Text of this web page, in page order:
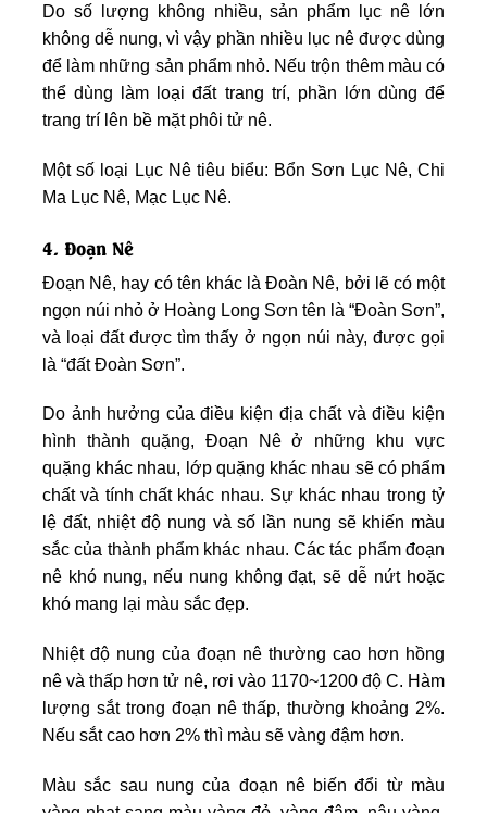
Do số lượng không nhiều, sản phẩm lục nê lớn
không dễ nung, vì vậy phần nhiều lục nê được dùng
để làm những sản phẩm nhỏ. Nếu trộn thêm màu có
thể dùng làm loại đất trang trí, phần lớn dùng để
trang trí lên bề mặt phôi tử nê.
Một số loại Lục Nê tiêu biểu: Bổn Sơn Lục Nê, Chi
Ma Lục Nê, Mạc Lục Nê.
4. Đoạn Nê
Đoạn Nê, hay có tên khác là Đoàn Nê, bởi lẽ có một
ngọn núi nhỏ ở Hoàng Long Sơn tên là “Đoàn Sơn”,
và loại đất được tìm thấy ở ngọn núi này, được gọi
là “đất Đoàn Sơn”.
Do ảnh hưởng của điều kiện địa chất và điều kiện
hình thành quặng, Đoạn Nê ở những khu vực
quặng khác nhau, lớp quặng khác nhau sẽ có phẩm
chất và tính chất khác nhau. Sự khác nhau trong tỷ
lệ đất, nhiệt độ nung và số lần nung sẽ khiến màu
sắc của thành phẩm khác nhau. Các tác phẩm đoạn
nê khó nung, nếu nung không đạt, sẽ dễ nứt hoặc
khó mang lại màu sắc đẹp.
Nhiệt độ nung của đoạn nê thường cao hơn hồng
nê và thấp hơn tử nê, rơi vào 1170~1200 độ C. Hàm
lượng sắt trong đoạn nê thấp, thường khoảng 2%.
Nếu sắt cao hơn 2% thì màu sẽ vàng đậm hơn.
Màu sắc sau nung của đoạn nê biến đổi từ màu